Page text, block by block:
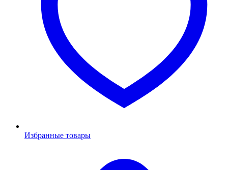
Избранные товары